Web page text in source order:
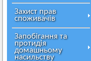
Захист прав
споживачів
Запобігання та
протидія
домашньому
насильству